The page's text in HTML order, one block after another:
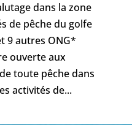
dans la zone
de pêche du golfe
9 autres ONG*
ouverte aux
toute pêche dans
activités de...